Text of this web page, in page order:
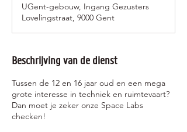
e
l
o
n
UGent-gebouw, Ingang Gezusters
Lovelingstraat, 9000 Gent
Beschrijving van de dienst
Tussen de 12 en 16 jaar oud en een mega
grote interesse in techniek en ruimtevaart?
Dan moet je zeker onze Space Labs
checken!